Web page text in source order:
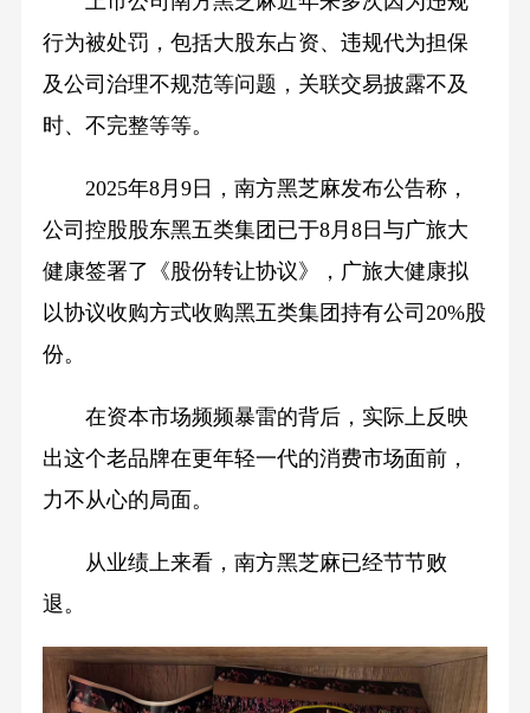
行为被处罚，包括大股东占资、违规代为担保
及公司治理不规范等问题，关联交易披露不及
时、不完整等等。
2025年8月9日，南方黑芝麻发布公告称，
公司控股股东黑五类集团已于8月8日与广旅大
健康签署了《股份转让协议》，广旅大健康拟
以协议收购方式收购黑五类集团持有公司20%股
份。
在资本市场频频暴雷的背后，实际上反映
出这个老品牌在更年轻一代的消费市场面前，
力不从心的局面。
从业绩上来看，南方黑芝麻已经节节败
退。